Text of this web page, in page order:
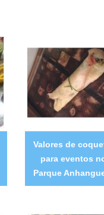
Valores de
para eventos
Parque